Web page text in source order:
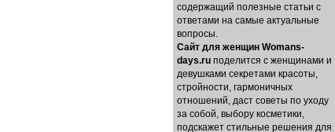
содержащий полезные статьи с
ответами на самые актуальные
вопросы.
Cайт для женщин Womans-
days.ru поделится с женщинами и
девушками секретами красоты,
стройности, гармоничных
отношений, даст советы по уходу
за собой, выбору косметики,
подскажет стильные решения для